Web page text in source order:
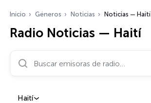
Inicio Géneros Noticias Noticias — Haití
Radio Noticias — Haití
Buscar emisoras de radio…
Haití